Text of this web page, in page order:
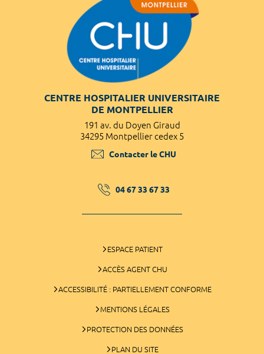
CENTRE HOSPITALIER UNIVERSITAIRE
DE MONTPELLIER
191 av. du Doyen Giraud
34295 Montpellier cedex 5
Contacter le CHU
04 67 33 67 33
ESPACE PATIENT
ACCÈS AGENT CHU
ACCESSIBILITÉ : PARTIELLEMENT CONFORME
MENTIONS LÉGALES
PROTECTION DES DONNÉES
PLAN DU SITE